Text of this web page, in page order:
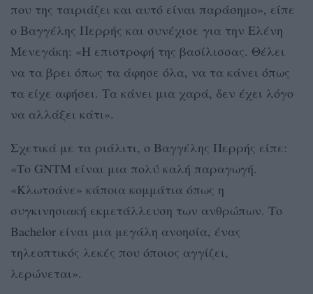
που της ταιριάζει και αυτό είναι παράσημο», είπε
ο Βαγγέλης Περρής και συνέχισε για την Ελένη
Μενεγάκη: «Η επιστροφή της βασίλισσας. Θέλει
να τα βρει όπως τα άφησε όλα, να τα κάνει όπως
τα είχε αφήσει. Τα κάνει μια χαρά, δεν έχει λόγο
να αλλάξει κάτι».
Σχετικά με τα ριάλιτι, ο Βαγγέλης Περρής είπε:
«Το GNTM είναι μια πολύ καλή παραγωγή.
«Κλωτσάνε» κάποια κομμάτια όπως η
συγκινησιακή εκμετάλλευση των ανθρώπων. Το
Bachelor είναι μια μεγάλη ανοησία, ένας
τηλεοπτικός λεκές που όποιος αγγίζει,
λερώνεται».